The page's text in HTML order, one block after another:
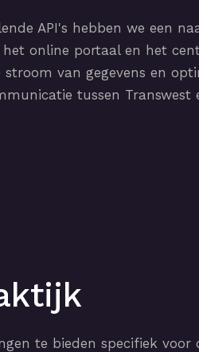
API's hebben we een
online portaal en het
van gegevens en
tussen
te bieden specifiek voor